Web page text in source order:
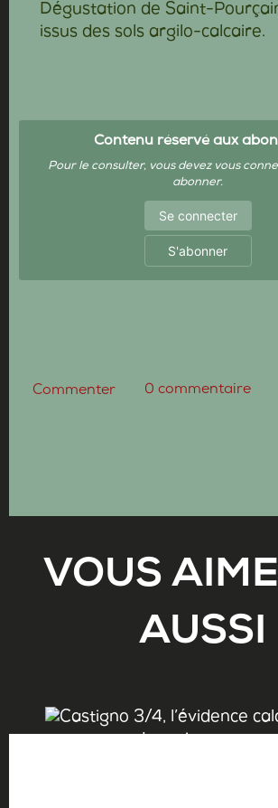
Dégustation de Saint-
issus des sols argilo-calcaire.
Contenu réservé aux
Pour le consulter, vous devez vous
abonner.
Se connecter
S'abonner
0 commentaire
Commenter
VOUS
AUSSI